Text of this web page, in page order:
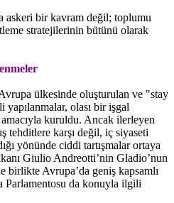
askeri bir kavram değil; toplumu
stratejilerinin bütünü olarak
ülkesinde oluşturulan ve "stay
yapılanmalar, olası bir işgal
kuruldu. Ancak ilerleyen
tehditlere karşı değil, iç siyaseti
yönünde ciddi tartışmalar ortaya
Giulio Andreotti’nin Gladio’nun
birlikte Avrupa’da geniş kapsamlı
Parlamentosu da konuyla ilgili